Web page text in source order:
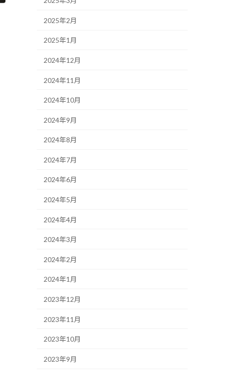
2025年2月
2025年1月
2024年12月
2024年11月
2024年10月
2024年9月
2024年8月
2024年7月
2024年6月
2024年5月
2024年4月
2024年3月
2024年2月
2024年1月
2023年12月
2023年11月
2023年10月
2023年9月